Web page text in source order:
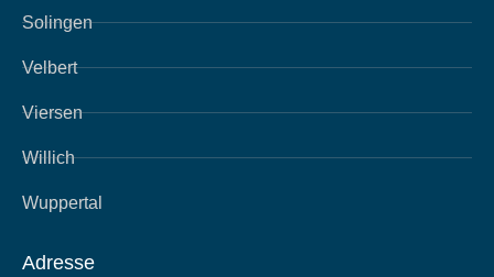
Solingen
Velbert
Viersen
Willich
Wuppertal
Adresse